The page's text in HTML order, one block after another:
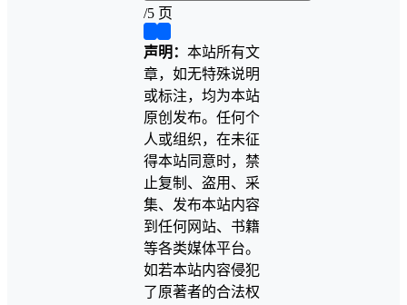
/5 页
声明： 本站所有文
章，如无特殊说明
或标注，均为本站
原创发布。任何个
人或组织，在未征
得本站同意时，禁
止复制、盗用、采
集、发布本站内容
到任何网站、书籍
等各类媒体平台。
如若本站内容侵犯
了原著者的合法权